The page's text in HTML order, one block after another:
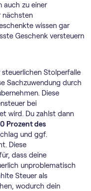
auch zu einer
nächsten
wissen gar
Geschenk versteuern
Stolperfalle
Sachzuwendung durch
Diese
bei
wird. Du zahlst dann
Prozent des
und ggf.
Diese
dass deine
unproblematisch
Steuer als
wodurch dein